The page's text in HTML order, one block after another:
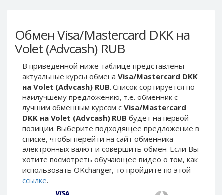
Обмен Visa/Mastercard DKK на
Volet (Advcash) RUB
В приведенной ниже таблице представлены
актуальные курсы обмена Visa/Mastercard DKK
на Volet (Advcash) RUB. Список сортируется по
наилучшему предложению, т.е. обменник с
лучшим обменным курсом с Visa/Mastercard
DKK на Volet (Advcash) RUB будет на первой
позиции. Выберите подходящее предложение в
списке, чтобы перейти на сайт обменника
электронных валют и совершить обмен. Если Вы
хотите посмотреть обучающее видео о том, как
использовать OKchanger, то пройдите по этой
ссылке.
Payeer Tether ERC20
(USDT)
Payeer UAH
ЮMoney RUB
ЮMoney KZT
PayPal USD
PayPal EUR
PayPal GBP
PayPal CAD
PayPal AUD
PayPal RUB
PayPal CZK
Payeer Tether ERC20
(USDT)
ЮMoney RUB
ЮMoney KZT
PayPal USD
PayPal EUR
PayPal GBP
PayPal CAD
PayPal AUD
PayPal RUB